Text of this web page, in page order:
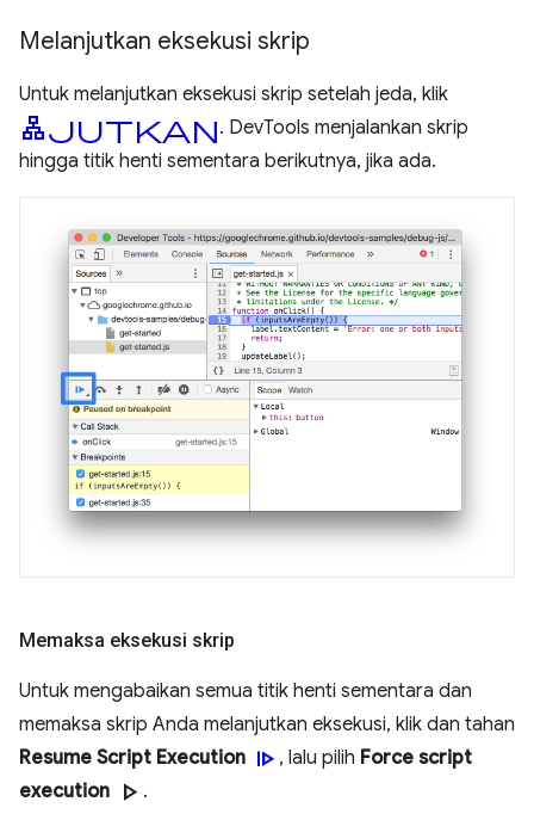
Melanjutkan eksekusi skrip
Untuk melanjutkan eksekusi skrip setelah jeda, klik
lanjutkan. DevTools menjalankan skrip
hingga titik henti sementara berikutnya, jika ada.
Memaksa eksekusi skrip
Untuk mengabaikan semua titik henti sementara dan
memaksa skrip Anda melanjutkan eksekusi, klik dan tahan
Resume Script Execution resume , lalu pilih Force script
execution play_arrow .